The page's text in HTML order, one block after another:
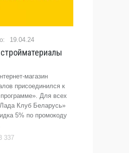
19.04.24
магазин
присоединился к
Для всех
Клуб Беларусь»
5% по промокоду
337